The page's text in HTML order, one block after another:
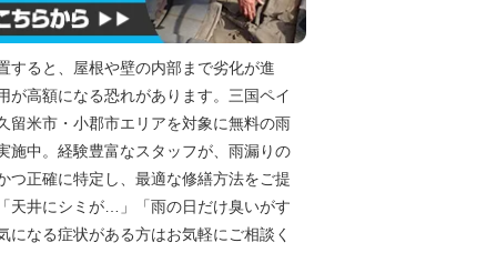
すると、屋根や壁の内部まで劣化が進
が高額になる恐れがあります。三国ペイ
留米市・小郡市エリアを対象に無料の雨
施中。経験豊富なスタッフが、雨漏りの
つ正確に特定し、最適な修繕方法をご提
天井にシミが…」「雨の日だけ臭いがす
になる症状がある方はお気軽にご相談く